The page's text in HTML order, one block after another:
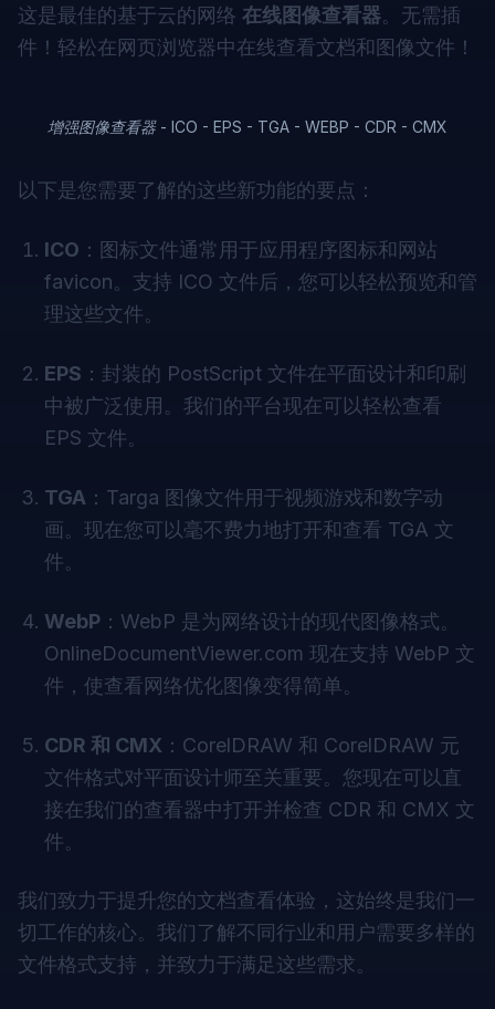
这是最佳的基于云的网络 在线图像查看器。无需插
件！轻松在网页浏览器中在线查看文档和图像文件！
增强图像查看器 - ICO - EPS - TGA - WEBP - CDR - CMX
以下是您需要了解的这些新功能的要点：
ICO ：图标文件通常用于应用程序图标和网站
favicon。支持 ICO 文件后，您可以轻松预览和管
理这些文件。
EPS ：封装的 PostScript 文件在平面设计和印刷
中被广泛使用。我们的平台现在可以轻松查看
EPS 文件。
TGA ：Targa 图像文件用于视频游戏和数字动
画。现在您可以毫不费力地打开和查看 TGA 文
件。
WebP ：WebP 是为网络设计的现代图像格式。
OnlineDocumentViewer.com 现在支持 WebP 文
件，使查看网络优化图像变得简单。
CDR 和 CMX ：CorelDRAW 和 CorelDRAW 元
文件格式对平面设计师至关重要。您现在可以直
接在我们的查看器中打开并检查 CDR 和 CMX 文
件。
我们致力于提升您的文档查看体验，这始终是我们一
切工作的核心。我们了解不同行业和用户需要多样的
文件格式支持，并致力于满足这些需求。